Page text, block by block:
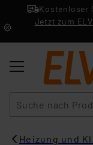
Kostenloser
Jetzt zum
Heizung und